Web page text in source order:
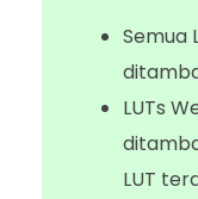
Semua
LUTs
LUT